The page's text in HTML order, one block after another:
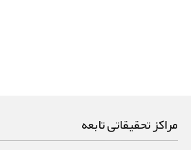
مراکز تحقیقاتی تابعه